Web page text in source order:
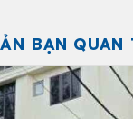
BẠN QUAN